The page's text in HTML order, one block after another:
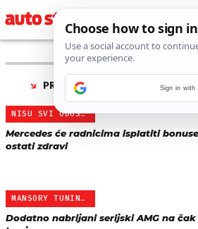
PRONAĐENO 8 REZULTATA ZA
NISU SVI ODUŠEVLJENI
Mercedes će radnicima isplatiti
ostati zdravi
MANSORY TUNING MERCEDESA
Dodatno nabrijani serijski AMG na čak
Sign in with